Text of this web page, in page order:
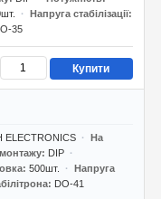
Напруга стабілізації
35
Купити
ELECTRONICS
На
DIP
500шт.
Напруга
DO-41